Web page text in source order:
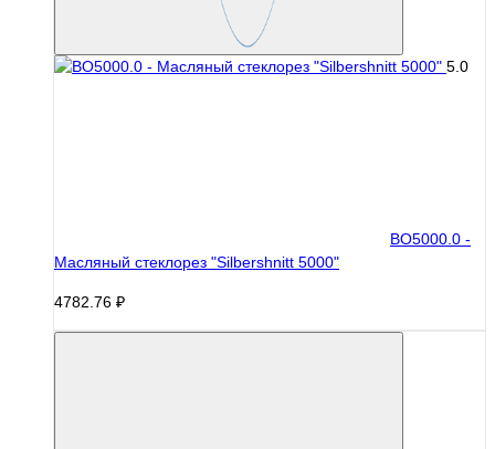
5.0
BO5000.0 -
Масляный стеклорез "Silbershnitt 5000"
4782.76 ₽